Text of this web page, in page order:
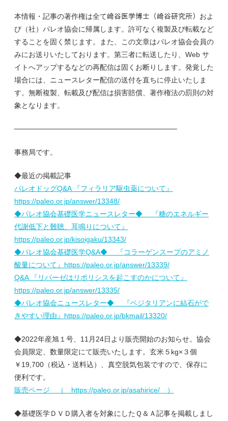
本情報・記事の著作権は全て﨑谷医学博士（﨑谷研究所）およ
び（社）パレオ協会に帰属します。許可なく複製及び転載など
することを固く禁じます。また、この文章はパレオ協会会員の
みにお送りいたしております。第三者に転送したり、Web サ
イトへアップするなどの再配信は固くお断りします。発覚した
場合には、ニュースレター配信の送付を直ちに停止いたしま
す。無断複製、転載及び配信は損害賠償、著作権法の罰則の対
象となります。
────────────────────────────────
事務局です。
◆最近の掲載記事
パレオドッグQ&A 『フィラリア駆虫薬について』
https://paleo.or.jp/answer/13348/
◆パレオ協会基礎医学ニュースレター◆ 『糖のエネルギー
代謝低下と難聴、耳鳴りについて』
https://paleo.or.jp/kisoigaku/13343/
◆パレオ協会基礎医学Q&A◆ 『コラーゲンスープのアミノ
酸量について』https://paleo.or.jp/answer/13339/
Q&A 『リパーゼはリポリシスを起こすのかについて』
https://paleo.or.jp/answer/13335/
◆パレオ協会ニュースレター◆ 『ベジタリアンに結石がで
きやすい理由』https://paleo.or.jp/bkmail/13320/
◆2022年産旭１号、11月24日より販売開始のお知らせ。協会
会員限定、数量限定にて販売いたします。玄米５kg×３個
￥19,700（税込・送料込）、真空脱気包装ですので、保存に
便利です。
販売ページ （ https://paleo.or.jp/asahirice/ ）
◆基礎医学ＤＶＤ購入者を対象にしたＱ＆Ａ記事を掲載しまし